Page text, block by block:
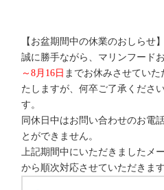
【お盆期間中の休業のおしらせ】
誠に勝手ながら、マリンフード
～8月16日 までお休みさせてい
たしますが、何卒ご了承くださ
す。
同休日中はお問い合わせのお電
とができません。
上記期間中にいただきましたメ
から順次対応させていただきます